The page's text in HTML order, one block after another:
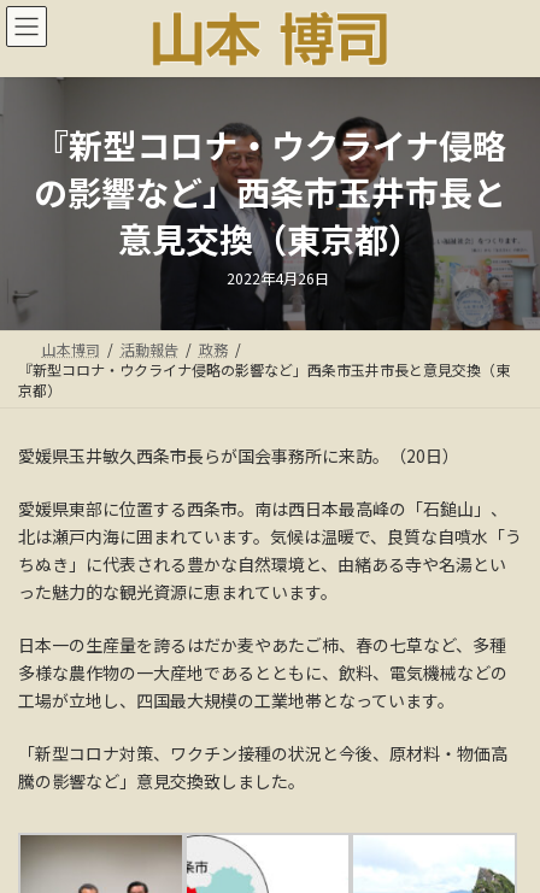
コ
ン
ン
ナ
ビ
ー
『新型コロナ・ウクライナ侵略
の影響など」西条市玉井市長と
意見交換（東京都）
最
終
日
時
:
2022年4月26日
山本博司 活動報告
政務
『新型コロナ・ウクライナ侵略の影響など」西条市玉井市長と意見交換（東
京都）
愛媛県玉井敏久西条市長らが国会事務所に来訪。（20日）
愛媛県東部に位置する西条市。南は西日本最高峰の「石鎚山」、
北は瀬戸内海に囲まれています。気候は温暖で、良質な自噴水「う
ちぬき」に代表される豊かな自然環境と、由緒ある寺や名湯とい
った魅力的な観光資源に恵まれています。
日本一の生産量を誇るはだか麦やあたご柿、春の七草など、多種
多様な農作物の一大産地であるとともに、飲料、電気機械などの
工場が立地し、四国最大規模の工業地帯となっています。
「新型コロナ対策、ワクチン接種の状況と今後、原材料・物価高
騰の影響など」意見交換致しました。